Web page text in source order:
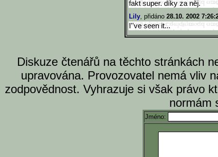
fakt super. díky za něj.
Lily, přidáno 28.10. 2002
I''ve seen it...
Diskuze čtenářů na těchto stránkách
upravována. Provozovatel nemá vliv
zodpovědnost. Vyhrazuje si však právo
normám
Jméno: